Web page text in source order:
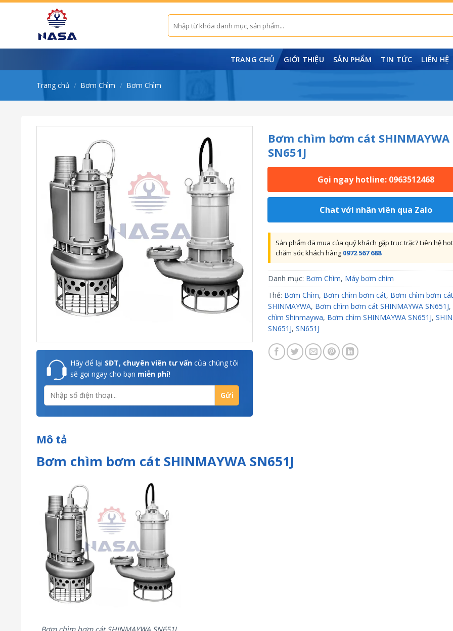
Skip
Tìm
kiếm:
TRANG CHỦ GIỚI THIỆU SẢN PHẨM TIN TỨC LIÊN HỆ
Trang chủ / Bơm Chìm / Bơm Chìm
Hãy để lại SĐT, chuyên viên tư vấn của chúng tôi
sẽ gọi ngay cho bạn miễn phí!
Bơm chìm bơm cát SHINMAYWA
SN651J
Gọi ngay hotline: 0963512468
Chat với nhân viên qua Zalo
Sản phẩm đã mua của quý khách gặp trục trặc? Liên hệ
chăm sóc khách hàng 0972 567 688
Danh mục: Bơm Chìm, Máy bơm chìm
Thẻ: Bơm Chìm, Bơm chìm bơm cát, Bơm chìm bơm cát
SHINMAYWA, Bơm chìm bơm cát SHINMAYWA SN651J,
chìm Shinmaywa, Bơm chìm SHINMAYWA SN651J,
SN651J, SN651J
Mô tả
Bơm chìm bơm cát SHINMAYWA SN651J